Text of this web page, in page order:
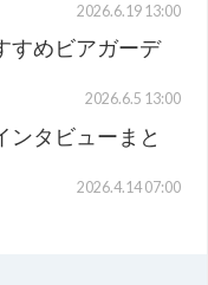
2026.6.19 13:00
すめビアガーデ
2026.6.5 13:00
ンタビューまと
2026.4.14 07:00